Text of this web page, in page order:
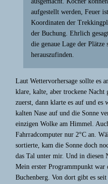
aufgestellt werden, Feuer
Koordinaten der
der Buchung. Ehrlich
die genaue Lage der Plätze
herauszufinden.
Laut Wettervorhersage sollte es
klare, kalte, aber trockene
zuerst, dann klarte es auf und
kalten Nase auf und die Sonne
einzigen Wolke am Himmel.
Fahrradcomputer nur 2°C an.
sortierte, kam die Sonne doch
das Tal unter mir. Und in diesen
Mein erster Programmpunkt war
Buchenberg. Von dort gibt es